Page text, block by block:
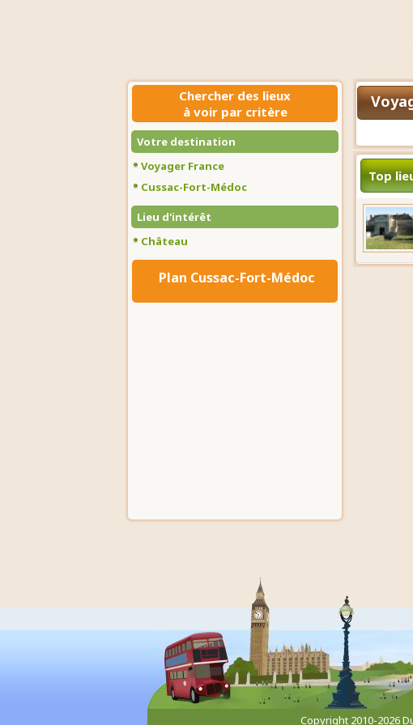
Chercher des lieux
à voir par critère
Votre destination
Voyager France
Cussac-Fort-Médoc
Lieu d'intérêt
Château
Plan Cussac-Fort-Médoc
Top
Copyright 2010-2026